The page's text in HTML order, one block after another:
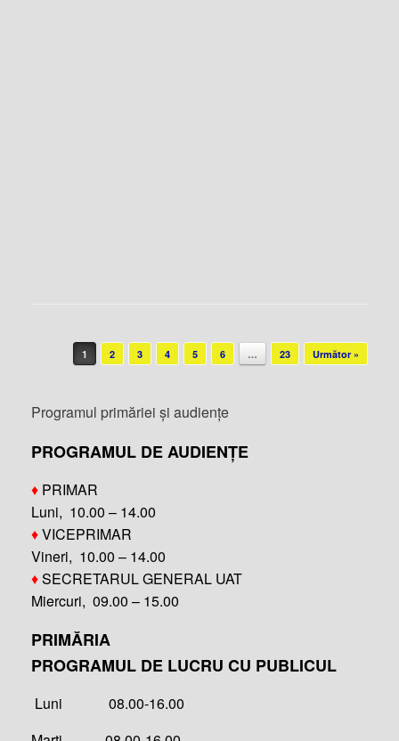
Post navigation
1 2 3 4 5 6 … 23 Următor »
Programul primăriei și audiențe
PROGRAMUL DE AUDIENȚE
♦ PRIMAR
Luni, 10.00 – 14.00
♦VICEPRIMAR
Vineri, 10.00 – 14.00
♦SECRETARUL GENERAL UAT
Miercuri, 09.00 – 15.00
PRIMĂRIA
PROGRAMUL DE LUCRU CU PUBLICUL
Luni 08.00-16.00